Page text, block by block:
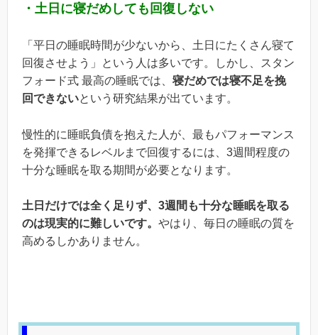
・土日に寝だめしても回復しない
「平日の睡眠時間が少ないから、土日にたくさん寝て
回復させよう」という人は多いです。しかし、スタン
フォード式 最高の睡眠では、 寝だめでは寝不足を挽
回できないという研究結果が出ています。
慢性的に睡眠負債を抱えた人が、最もパフォーマンス
を発揮できるレベルまで回復するには、3週間程度の
十分な睡眠を取る期間が必要となります。
土日だけでは全く足りず、3週間も十分な睡眠を取る
のは現実的に難しいです。 やはり、毎日の睡眠の質を
高めるしかありません。